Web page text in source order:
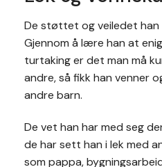
De støttet og veiledet han
Gjennom å lære han at
turtaking er det man må
andre, så fikk han venner
andre barn.
De vet han har med seg
de har sett han i lek med
som pappa,